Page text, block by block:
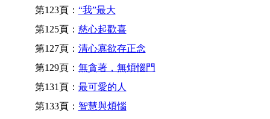
第123頁： “我”最大
第125頁： 慈心起歡喜
第127頁： 清心寡欲存正念
第129頁： 無貪著，無煩惱門
第131頁： 最可愛的人
第133頁： 智慧與煩惱